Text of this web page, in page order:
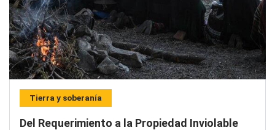
Tierra y soberanía
Del Requerimiento a la Propiedad Inviolable